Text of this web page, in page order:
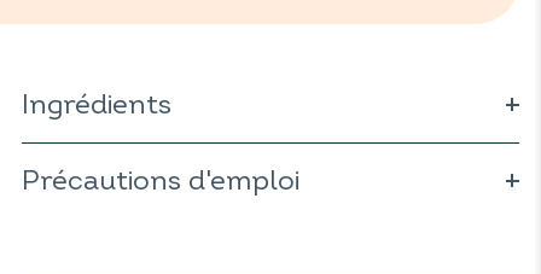
Ingrédients
Citrus aurantium
Cinnamomum zeylanicum
Précautions d'emploi